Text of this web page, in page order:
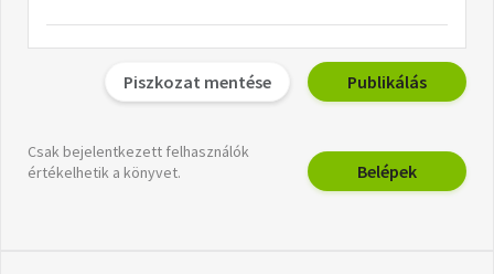
Piszkozat mentése Publikálás
Csak bejelentkezett felhasználók
értékelhetik a könyvet.
Belépek